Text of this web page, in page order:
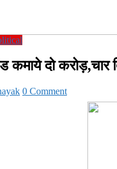
कमाये दो
0 Comment